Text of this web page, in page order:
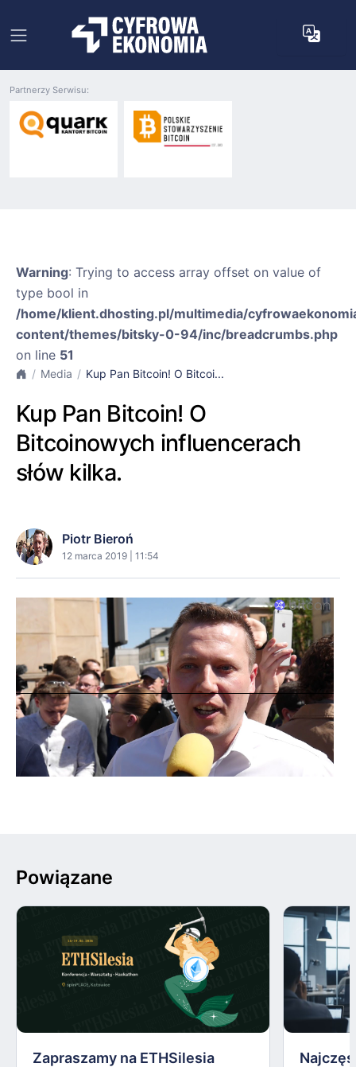
Partnerzy Serwisu:
Warning: Trying to access array offset on value of
type bool in
/home/klient.dhosting.pl/multimedia/
content/themes/bitsky-0-94/inc/breadcrumbs.php
on line 51
Media Kup Pan Bitcoin! O Bitcoi...
Kup Pan Bitcoin! O
Bitcoinowych influencerach
słów kilka.
Piotr Bieroń
12 marca 2019 | 11:54
Powiązane
Zapraszamy na ETHSilesia